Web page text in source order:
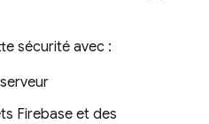
sécurité avec :
Firebase et des